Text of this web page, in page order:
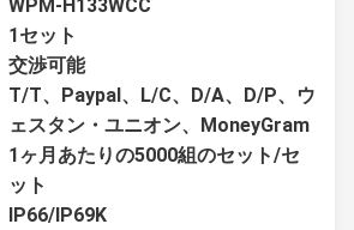
WPM-H133WCC
1セット
交渉可能
T/T、Paypal、L/C、D/A、D/P、ウ
ェスタン・ユニオン、MoneyGram
1ヶ月あたりの5000組のセット/セ
ット
IP66/IP69K